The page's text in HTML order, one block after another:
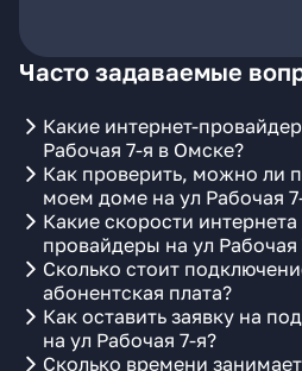
Часто задаваемые
Какие интернет-
Рабочая 7-я в Омске?
Как проверить, можно ли
моем доме на ул Рабочая
Какие скорости
провайдеры на ул
Сколько стоит
абонентская плата?
Как оставить заявку на
на ул Рабочая 7-я?
Сколько времени